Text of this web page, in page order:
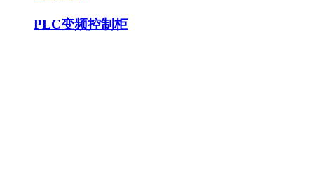
PLC变频控制柜